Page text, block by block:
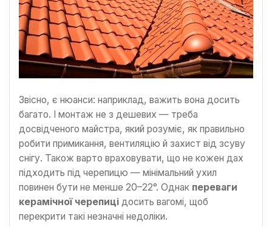
Звісно, є нюанси: наприклад, важить вона досить
багато. І монтаж не з дешевих — треба
досвідченого майстра, який розуміє, як правильно
робити примикання, вентиляцію й захист від зсуву
снігу. Також варто враховувати, що не кожен дах
підходить під черепицю — мінімальний ухил
повинен бути не менше 20–22°. Однак переваги
керамічної черепиці досить вагомі, щоб
перекрити такі незначні недоліки.